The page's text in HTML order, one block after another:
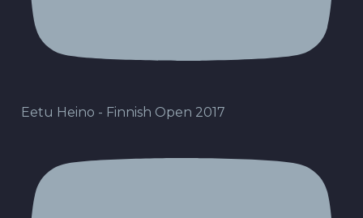
Eetu Heino - Finnish Open 2017